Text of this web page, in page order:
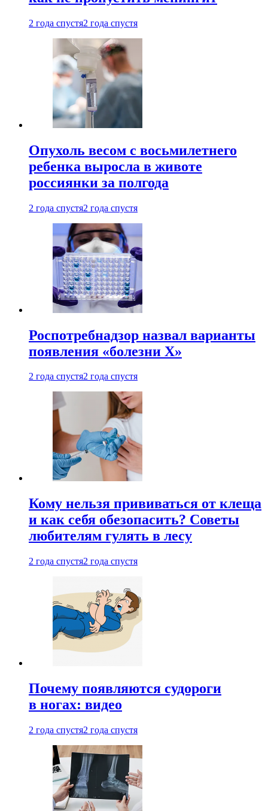
2 года спустя2 года спустя
Опухоль весом с восьмилетнего
ребенка выросла в животе
россиянки за полгода
2 года спустя2 года спустя
Роспотребнадзор назвал варианты
появления «болезни Х»
2 года спустя2 года спустя
Кому нельзя прививаться от клеща
и как себя обезопасить? Советы
любителям гулять в лесу
2 года спустя2 года спустя
Почему появляются судороги
в ногах: видео
2 года спустя2 года спустя